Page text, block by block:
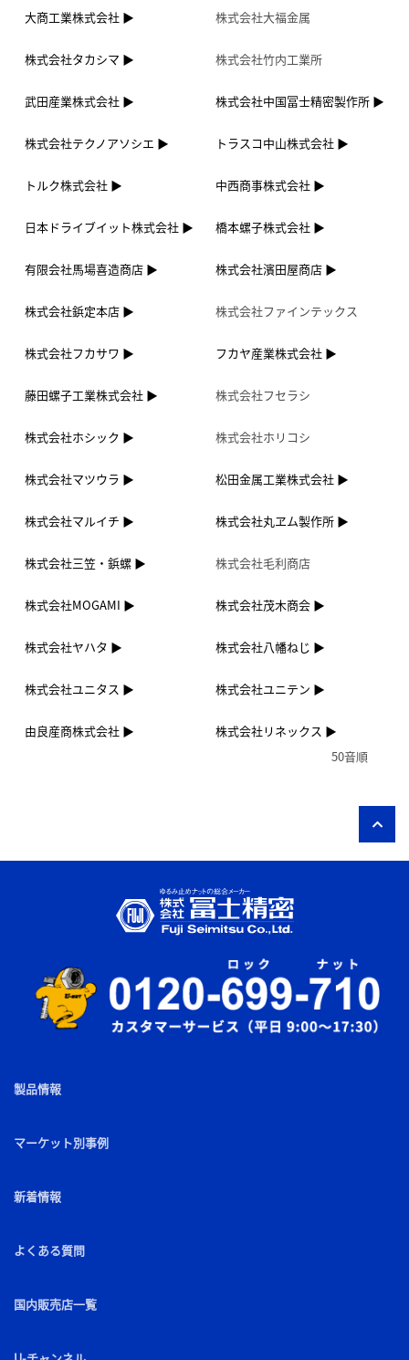
大商工業株式会社 株式会社大福金属
株式会社タカシマ 株式会社竹内工業所
武田産業株式会社 株式会社中国冨士精密製作所
株式会社テクノアソシエ トラスコ中山株式会社
トルク株式会社 中西商事株式会社
日本ドライブイット株式会社 橋本螺子株式会社
有限会社馬場喜造商店 株式会社濱田屋商店
株式会社鋲定本店 株式会社ファインテックス
株式会社フカサワ フカヤ産業株式会社
藤田螺子工業株式会社 株式会社フセラシ
株式会社ホシック 株式会社ホリコシ
株式会社マツウラ 松田金属工業株式会社
株式会社マルイチ 株式会社丸ヱム製作所
株式会社三笠・鋲螺 株式会社毛利商店
株式会社MOGAMI 株式会社茂木商会
株式会社ヤハタ 株式会社八幡ねじ
株式会社ユニタス 株式会社ユニテン
由良産商株式会社
株式会社リネックス
50音順
製品情報
マーケット別事例
新着情報
よくある質問
国内販売店一覧